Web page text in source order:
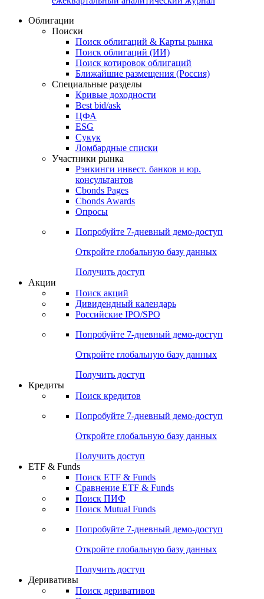
Cbonds Review
ежеквартальный аналитический журнал
Облигации
Поиски
Поиск облигаций & Карты рынка
Поиск облигаций (ИИ)
Поиск котировок облигаций
Ближайшие размещения (Россия)
Специальные разделы
Кривые доходности
Best bid/ask
ЦФА
ESG
Сукук
Ломбардные списки
Участники рынка
Рэнкинги инвест. банков и юр.
Cbonds Pages
Опросы
Попробуйте7-дневный
Откройте глобальную базу данных
Получить доступ
Поиск акций
Российские IPO/SPO
Попробуйте7-дневный
Откройте глобальную базу данных
Получить доступ
Поиск кредитов
Попробуйте7-дневный
Откройте глобальную базу данных
Получить доступ
ETF & Funds
Сравнение ETF & Funds
Поиск Mutual Funds
Попробуйте7-дневный
Откройте глобальную базу данных